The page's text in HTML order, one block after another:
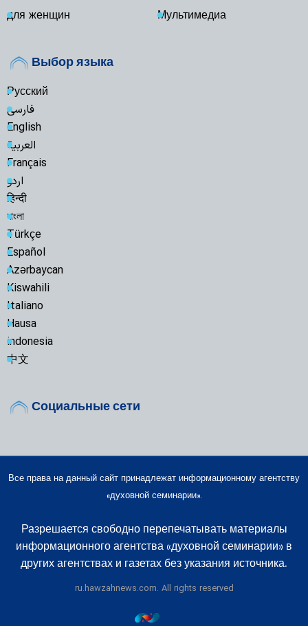
для женщин
Мультимедиа
Выбор языка
Русский
فارسی
English
العربية
Français
اردو
हिन्दी
বাংলা
Türkçe
Español
Azərbaycan
Kiswahili
Italiano
Hausa
indonesia
中文
Социальные сети
Все права на данный сайт принадлежат информационному агентству
«духовной семинарии».
Разрешается свободно перепечатывать материалы
информационного агентства «духовной семинарии» в
других агентствах и газетах без указания источника.
ru.hawzahnews.com. All rights reserved